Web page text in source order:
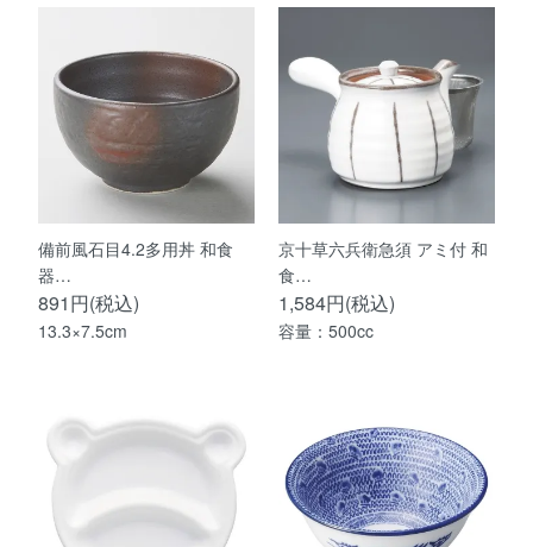
備前風石目4.2多用丼 和食
器…
891円(税込)
13.3×7.5cm
京十草六兵衛急須 アミ付 和
食…
1,584円(税込)
容量：500cc